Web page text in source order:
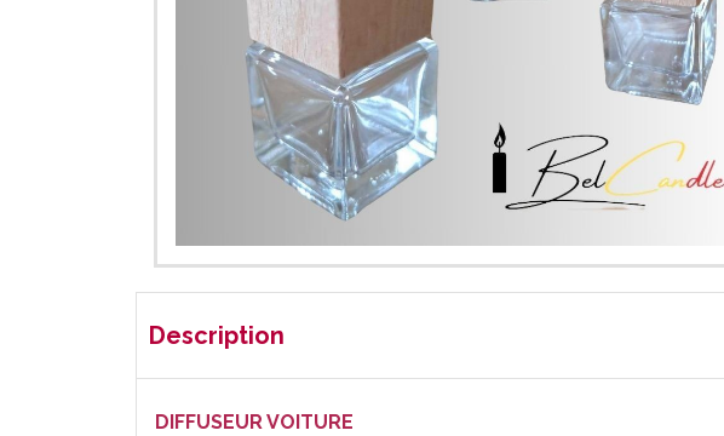
Description
DIFFUSEUR VOITURE